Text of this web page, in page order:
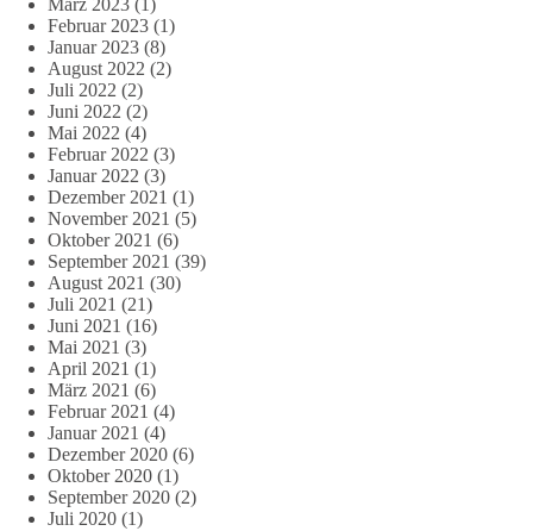
März 2023 (1)
Februar 2023 (1)
Januar 2023 (8)
August 2022 (2)
Juli 2022 (2)
Juni 2022 (2)
Mai 2022 (4)
Februar 2022 (3)
Januar 2022 (3)
Dezember 2021 (1)
November 2021 (5)
Oktober 2021 (6)
September 2021 (39)
August 2021 (30)
Juli 2021 (21)
Juni 2021 (16)
Mai 2021 (3)
April 2021 (1)
März 2021 (6)
Februar 2021 (4)
Januar 2021 (4)
Dezember 2020 (6)
Oktober 2020 (1)
September 2020 (2)
Juli 2020 (1)